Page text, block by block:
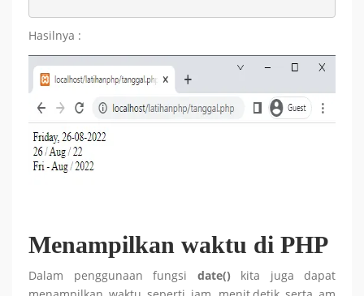
Hasilnya :
Menampilkan waktu di PHP
Dalam penggunaan fungsi date() kita juga dapat